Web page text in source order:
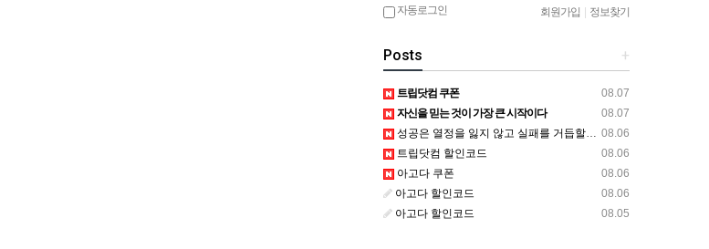
자동로그인 회원가입 정보찾기
+
Posts
08.07
트립닷컴 쿠폰
08.07
자신을 믿는 것이 가장 큰 시작이다
08.06
성공은 열정을 잃지 않고 실패를 거듭할 수 있는 능력이다
08.06
트립닷컴 할인코드
08.06
아고다 쿠폰
08.06
아고다 할인코드
08.05
아고다 할인코드